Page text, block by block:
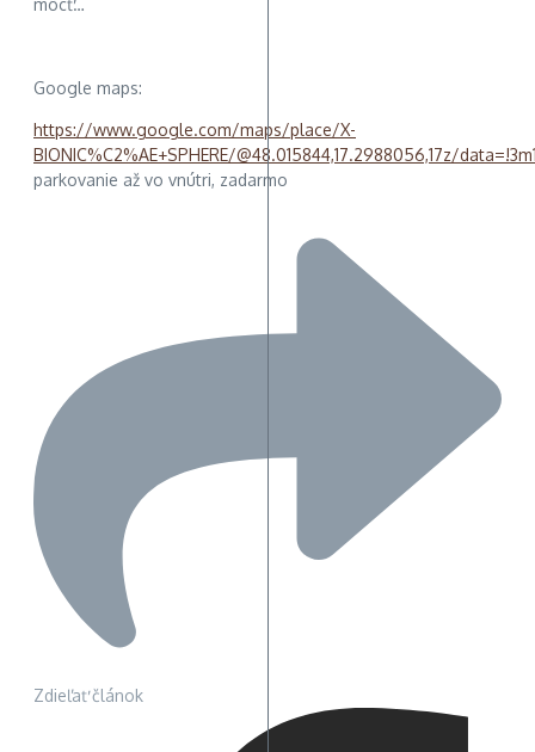
môcť…
Google maps:
https://www.google.com/maps/place/X-
BIONIC%C2%AE+SPHERE/@48.015844,17.2988056,17z/
parkovanie až vo vnútri, zadarmo
Zdieľať článok